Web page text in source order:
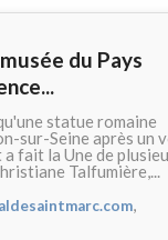
du Pays
statue romaine
sur-Seine après un
a fait la Une de
Talfumière,...
,